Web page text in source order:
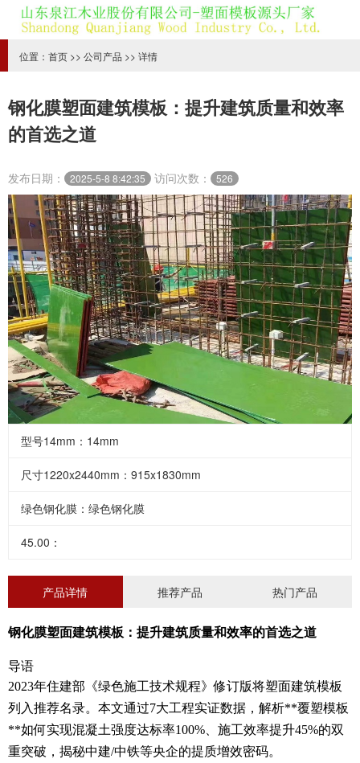
位置： 首页 >> 公司产品 >> 详情
钢化膜塑面建筑模板：提升建筑质量和效率
的首选之道
发布日期： 2025-5-8 8:42:35 访问次数： 526
型号14mm：14mm
尺寸1220x2440mm：915x1830mm
绿色钢化膜：绿色钢化膜
45.00：
产品详情 推荐产品 热门产品
钢化膜塑面建筑模板：提升建筑质量和效率的首选之道
导语
2023年住建部《绿色施工技术规程》修订版将塑面建筑模板
列入推荐名录。本文通过7大工程实证数据，解析**覆塑模板
**如何实现混凝土强度达标率100%、施工效率提升45%的双
重突破，揭秘中建/中铁等央企的提质增效密码。